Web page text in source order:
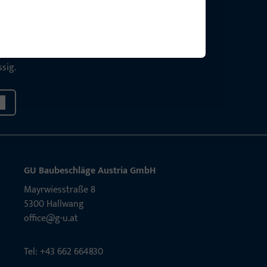
GU Baubeschläge Aus­tria GmbH
Mayrwies­straße 8
5300 Hall­wang
office@g-u.at
Tel: +43 662 664830